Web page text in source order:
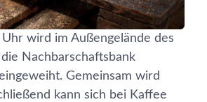
wird im Außengelände des
Nachbarschaftsbank
Gemeinsam wird
kann sich bei Kaffee